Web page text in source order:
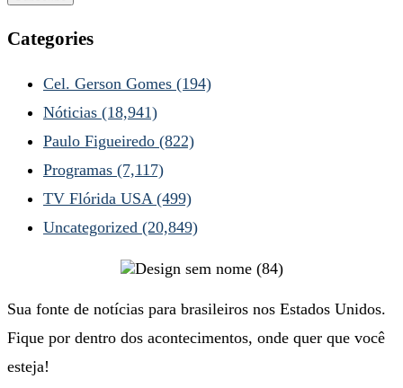
Categories
Cel. Gerson Gomes (194)
Nóticias (18,941)
Paulo Figueiredo (822)
Programas (7,117)
TV Flórida USA (499)
Uncategorized (20,849)
Sua fonte de notícias para brasileiros nos Estados Unidos.
Fique por dentro dos acontecimentos, onde quer que você
esteja!